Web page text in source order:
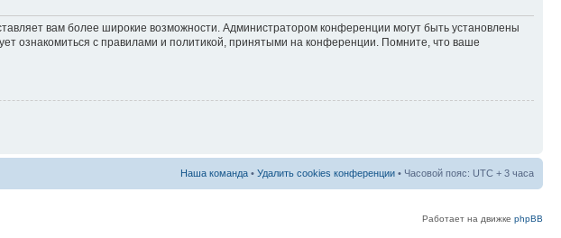
вам более широкие возможности. Администратором конференции могут быть установлены
ознакомиться с правилами и политикой, принятыми на конференции. Помните, что ваше
Наша команда • Удалить cookies конференции • Часовой пояс: UTC + 3 часа
Работает на движке phpBB